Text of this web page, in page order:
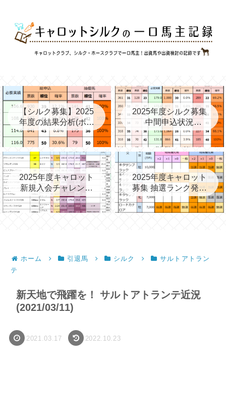
【シルク募集】2025
年度の結果分析(ボー
ダー、確率、昨年度
との比較など)
2025年度シルク募集
中間申込状況
②(08/06)と昨年の中
間③→最終
2025年度キャロット
新規入会チャレンジ
と第2次募集を考える
2025年度キャロット
募集 抽選ランク発表
(09/11)
ホーム 引退馬 シルク
サルトアトラン
テ
新天地で飛躍を！ サルトアトランテ近況
(2021/03/11)
2021.03.17 2022.10.23